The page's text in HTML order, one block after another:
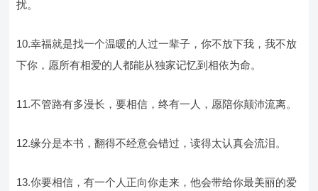
扰。
10.幸福就是找一个温暖的人过一辈子，你不放下我，我不放
下你，愿所有相爱的人都能从独家记忆到相依为命。
11.不管路有多漫长，要相信，终有一人，愿陪你颠沛流离。
12.缘分是本书，翻得不经意会错过，读得太认真会流泪。
13.你要相信，有一个人正向你走来，他会带给你最美丽的爱